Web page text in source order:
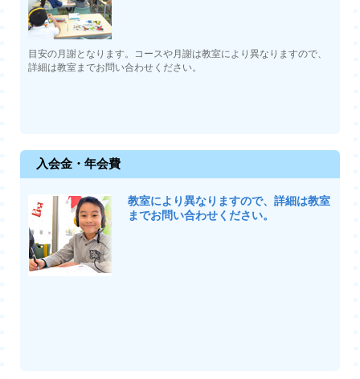
目安の月謝となります。コースや月謝は教室により異なりますので、
詳細は教室までお問い合わせください。
入会金・年会費
教室により異なりますので、詳細は教室
までお問い合わせください。